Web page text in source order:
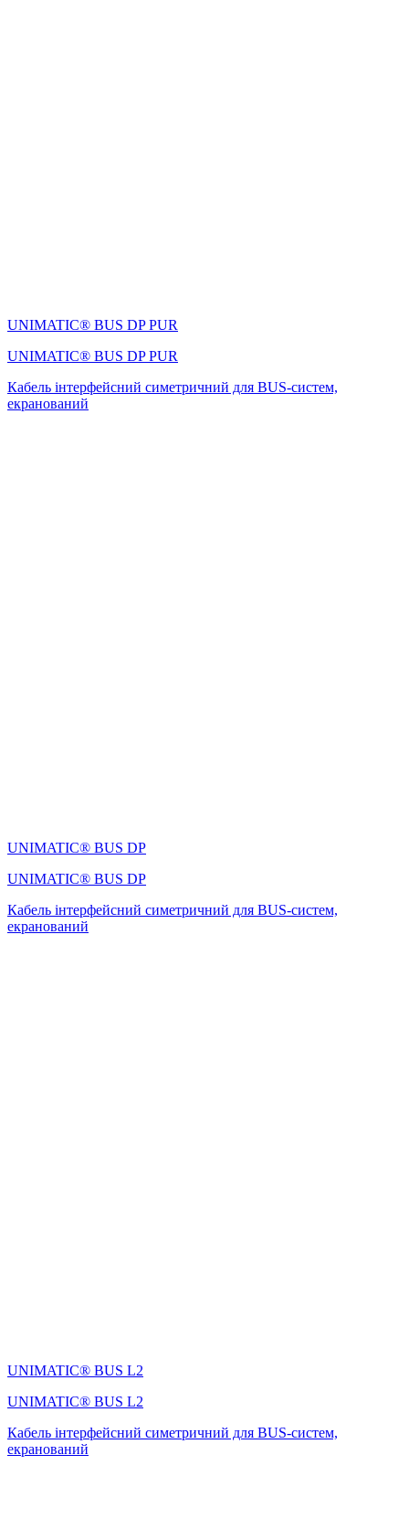
UNIMATIC® BUS DP PUR
UNIMATIC® BUS DP PUR
Кабель інтерфейсний симетричний для BUS-систем,
екранований
UNIMATIC® BUS DP
UNIMATIC® BUS DP
Кабель інтерфейсний симетричний для BUS-систем,
екранований
UNIMATIC® BUS L2
UNIMATIC® BUS L2
Кабель інтерфейсний симетричний для BUS-систем,
екранований